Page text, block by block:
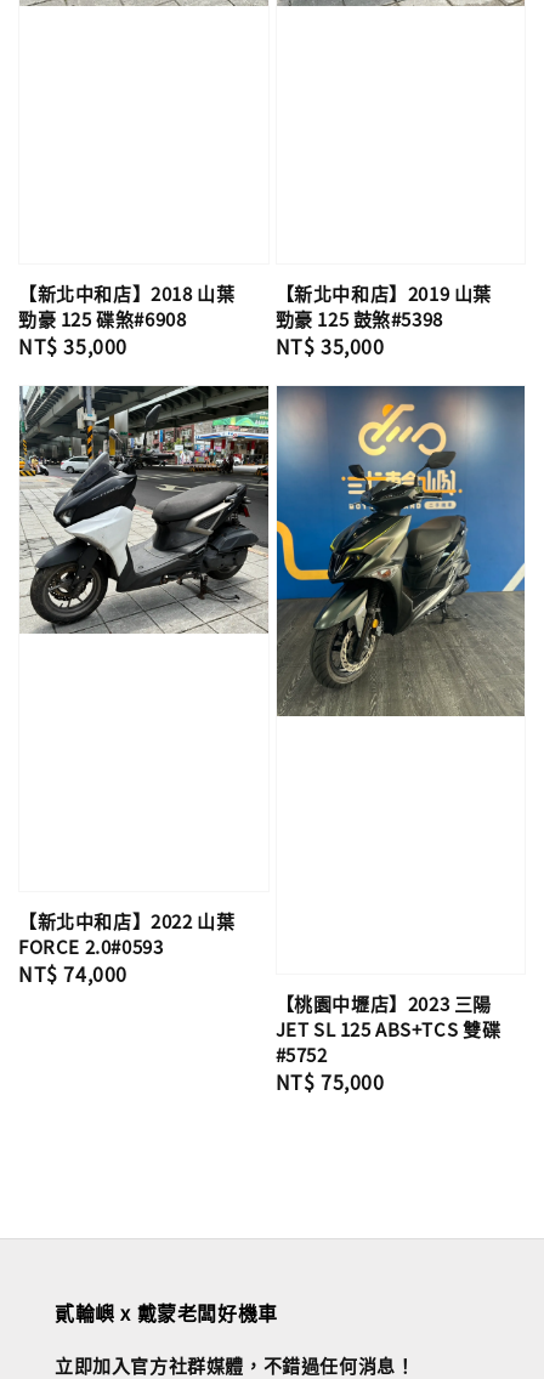
【新北中和店】2018 山葉
勁豪 125 碟煞#6908
Regular
NT$ 35,000
【新北中和店】2019 山葉
勁豪 125 鼓煞#5398
Regular
NT$ 35,000
【新北中和店】2022 山葉
FORCE 2.0#0593
Regular
NT$ 74,000
【桃園中壢店】2023 三陽
JET SL 125 ABS+TCS 雙碟
#5752
Regular
NT$ 75,000
貳輪嶼 x 戴蒙老闆好機車
立即加入官方社群媒體，不錯過任何消息！